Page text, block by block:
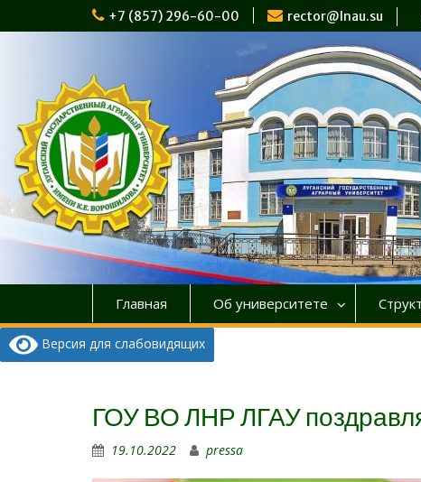
к
+7 (857) 296-60-00 rector@lnau.su
Главная Об университете
Версия для слабовидящих
ГОУ ВО ЛНР ЛГАУ
19.10.2022 pressa